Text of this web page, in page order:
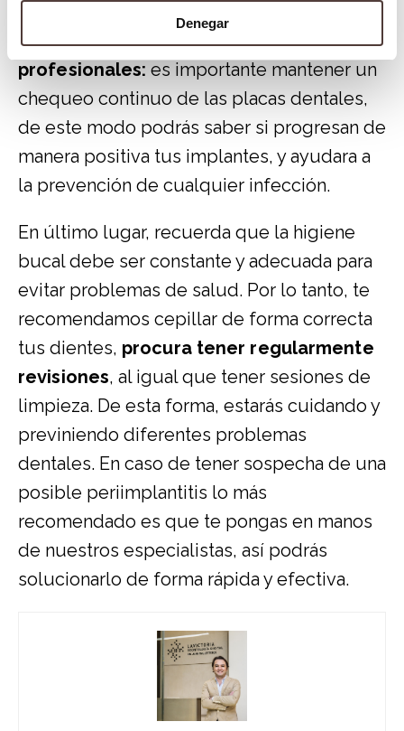
Denegar
• Falta de revisiones por parte de
profesionales: es importante mantener un
chequeo continuo de las placas dentales,
de este modo podrás saber si progresan de
manera positiva tus implantes, y ayudara a
la prevención de cualquier infección.
En último lugar, recuerda que la higiene
bucal debe ser constante y adecuada para
evitar problemas de salud. Por lo tanto, te
recomendamos cepillar de forma correcta
tus dientes, procura tener regularmente
revisiones, al igual que tener sesiones de
limpieza. De esta forma, estarás cuidando y
previniendo diferentes problemas
dentales. En caso de tener sospecha de una
posible periimplantitis lo más
recomendado es que te pongas en manos
de nuestros especialistas, así podrás
solucionarlo de forma rápida y efectiva.